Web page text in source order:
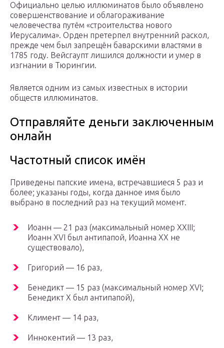
Официально целью иллюминатов было объявлено
совершенствование и облагораживание
человечества путём «строительства нового
Иерусалима». Орден претерпел внутренний раскол,
прежде чем был запрещён баварскими властями в
1785 году. Вейсгаупт лишился должности и умер в
изгнании в Тюрингии.
Является одним из самых известных в истории
обществ иллюминатов.
Отправляйте деньги заключенным
онлайн
Частотный список имён
Приведены папские имена, встречавшиеся 5 раз и
более; указаны годы, когда данное имя было
выбрано в последний раз на текущий момент.
Иоанн — 21 раз (максимальный номер XXIII;
Иоанн XVI был антипапой, Иоанна XX не
существовало),
Григорий — 16 раз,
Бенедикт — 15 раз (максимальный номер XVI;
Бенедикт X был антипапой),
Климент — 14 раз,
Иннокентий — 13 раз,